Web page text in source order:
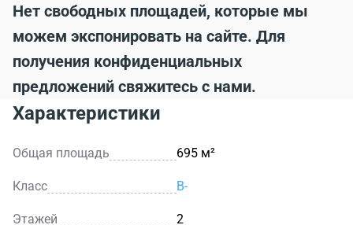
Нет свободных площадей, которые мы
можем экспонировать на сайте. Для
получения конфиденциальных
предложений свяжитесь с нами.
Характеристики
Общая площадь 695 м²
Класс B-
Этажей 2